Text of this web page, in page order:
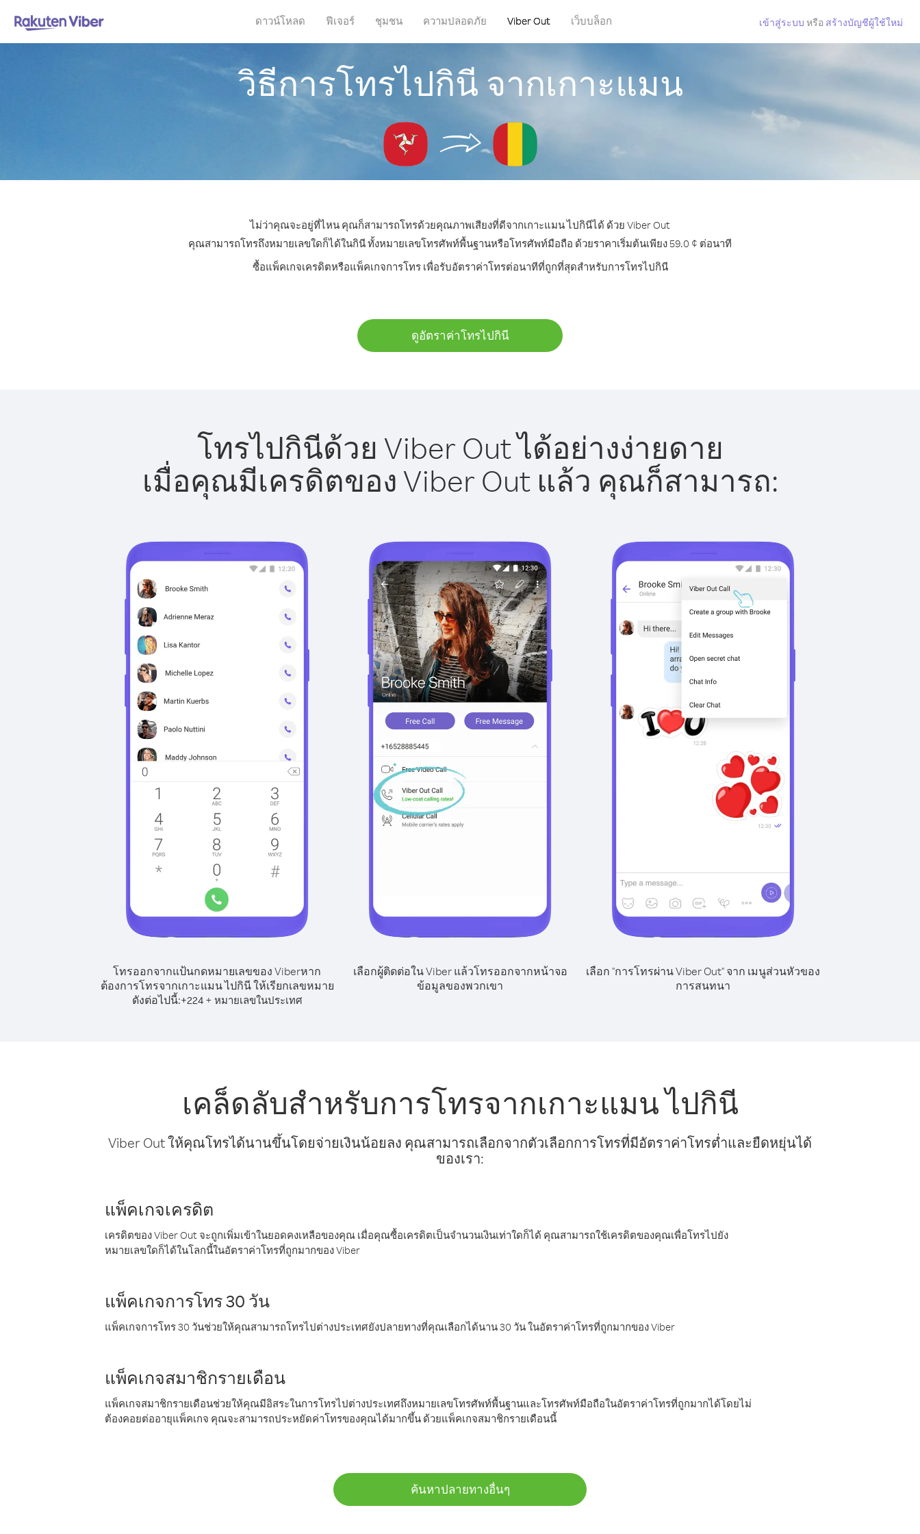
ดาวน์โหลด ฟีเจอร์ ชุมชน ความปลอดภัย Viber Out เว็บบล็อก เข้าสู่ระบบ หรือ สร้างบัญชีผู้ใช้ใหม่
วิธีการโทรไปกินี จากเกาะแมน
ไม่ว่าคุณจะอยู่ที่ไหน คุณก็สามารถโทรด้วยคุณภาพเสียงที่ดีจากเกาะแมน ไปกินีได้ ด้วย Viber Out
คุณสามารถโทรถึงหมายเลขใดก็ได้ในกินี ทั้งหมายเลขโทรศัพท์พื้นฐานหรือโทรศัพท์มือถือ ด้วยราคาเริ่มต้นเพียง 59.0 ¢ ต่อนาที
ซื้อแพ็คเกจเครดิตหรือแพ็คเกจการโทร เพื่อรับอัตราค่าโทรต่อนาทีที่ถูกที่สุดสำหรับการโทรไปกินี
ดูอัตราค่าโทรไปกินี
โทรไปกินีด้วย Viber Out ได้อย่างง่ายดาย
เมื่อคุณมีเครดิตของ Viber Out แล้ว คุณก็สามารถ:
โทรออกจากแป้นกดหมายเลขของ Viberหาก
ต้องการโทรจากเกาะแมน ไปกินี ให้เรียกเลขหมาย
ดังต่อไปนี้:+224+ หมายเลขในประเทศ
เลือกผู้ติดต่อใน Viber แล้วโทรออกจากหน้าจอ
ข้อมูลของพวกเขา
เลือก "การโทรผ่าน Viber Out" จาก เมนูส่วนหัวของ
การสนทนา
เคล็ดลับสำหรับการโทรจากเกาะแมน ไปกินี
Viber Out ให้คุณโทรได้นานขึ้นโดยจ่ายเงินน้อยลง คุณสามารถเลือกจากตัวเลือกการโทรที่มีอัตราค่าโทรต่ำและยืดหยุ่นได้
ของเรา:
แพ็คเกจเครดิต
เครดิตของ Viber Out จะถูกเพิ่มเข้าในยอดคงเหลือของคุณ เมื่อคุณซื้อเครดิตเป็นจำนวนเงินเท่าใดก็ได้ คุณสามารถใช้เครดิตของคุณเพื่อโทรไปยัง
หมายเลขใดก็ได้ในโลกนี้ในอัตราค่าโทรที่ถูกมากของ Viber
แพ็คเกจการโทร 30 วัน
แพ็คเกจการโทร 30 วันช่วยให้คุณสามารถโทรไปต่างประเทศยังปลายทางที่คุณเลือกได้นาน 30 วัน ในอัตราค่าโทรที่ถูกมากของ Viber
แพ็คเกจสมาชิกรายเดือน
แพ็คเกจสมาชิกรายเดือนช่วยให้คุณมีอิสระในการโทรไปต่างประเทศถึงหมายเลขโทรศัพท์พื้นฐานและโทรศัพท์มือถือในอัตราค่าโทรที่ถูกมากได้โดยไม่
ต้องคอยต่ออายุแพ็คเกจ คุณจะสามารถประหยัดค่าโทรของคุณได้มากขึ้น ด้วยแพ็คเกจสมาชิกรายเดือนนี้
ค้นหาปลายทางอื่นๆ